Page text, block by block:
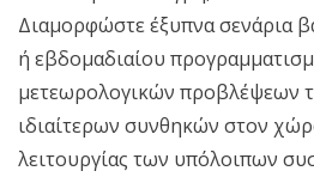
Διαμορφώστε έξυπνα σενάρια
ή εβδομαδιαίου
μετεωρολογικών προβλέψεων
ιδιαίτερων συνθηκών στον
λειτουργίας των υπόλοιπων